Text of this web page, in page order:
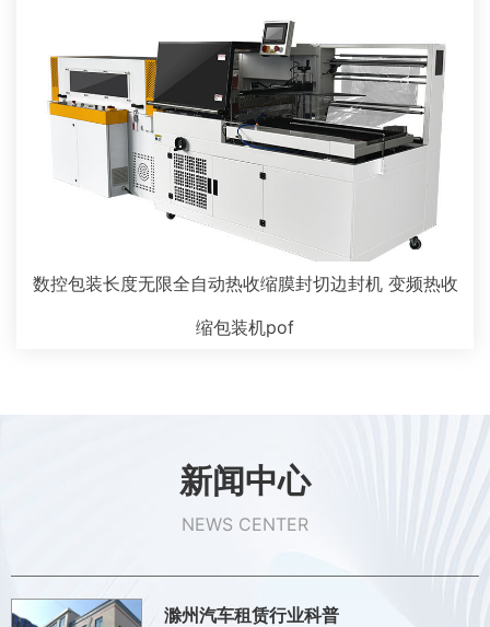
数控包装长度无限全自动热收缩膜封切边封机 变频热收
缩包装机pof
新闻中心
NEWS CENTER
滁州汽车租赁行业科普